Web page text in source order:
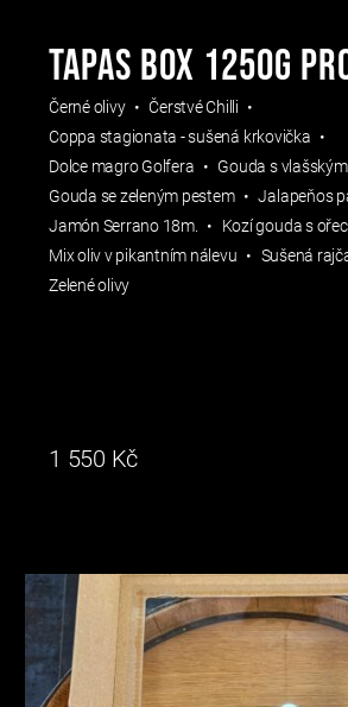
Tapas Box 1250g
Černé olivy
Čerstvé Chilli
Coppa stagionata - sušená krkovička
Dolce magro Golfera
Gouda s
Gouda se zeleným pestem
Jalapeňos
Jamón Serrano 18m.
Kozí gouda s
Mix oliv v pikantním nálevu
Sušená
Zelené olivy
1 550 Kč